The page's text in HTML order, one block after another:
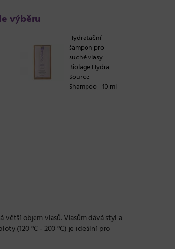
výběru
Hydratační
šampon pro
suché vlasy
Biolage Hydra
Source
Shampoo - 10 ml
objem vlasů. Vlasům dává styl a
(120 °C - 200 °C) je ideální pro